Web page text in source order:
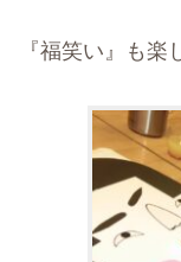
『福笑い』も楽